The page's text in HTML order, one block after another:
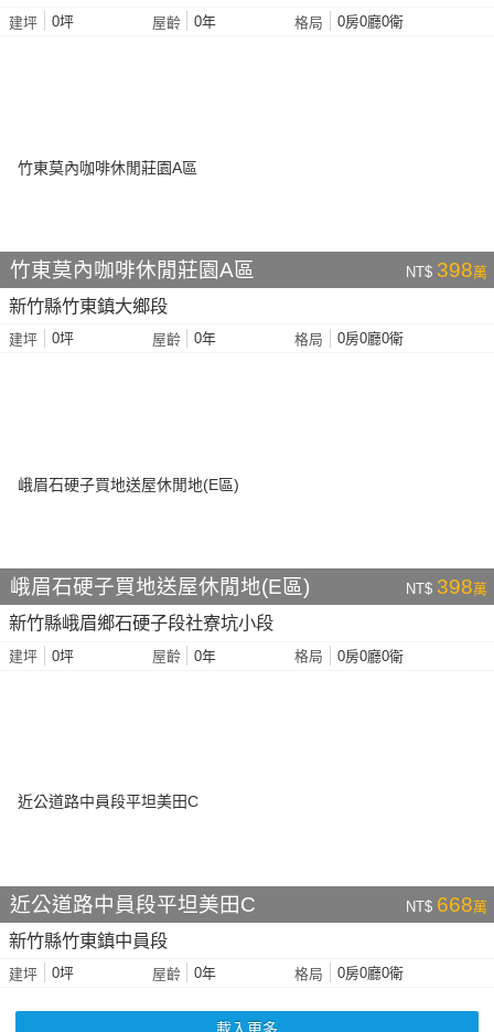
建坪 0坪 屋齡 0年 格局 0房0廳0衛
竹東莫內咖啡休閒莊園A區 NT$ 398萬
新竹縣竹東鎮大鄉段
建坪 0坪 屋齡 0年 格局 0房0廳0衛
峨眉石硬子買地送屋休閒地(E區) NT$ 398萬
新竹縣峨眉鄉石硬子段社寮坑小段
建坪 0坪 屋齡 0年 格局 0房0廳0衛
近公道路中員段平坦美田C NT$ 668萬
新竹縣竹東鎮中員段
建坪 0坪 屋齡 0年 格局 0房0廳0衛